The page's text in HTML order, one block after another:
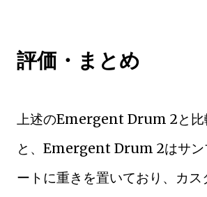
評価・まとめ
上述のEmergent Drum 2と比
と、Emergent Drum 2はサン
ートに重きを置いており、カ